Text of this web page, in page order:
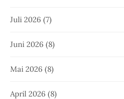
Juli 2026 (7)
Juni 2026 (8)
Mai 2026 (8)
April 2026 (8)